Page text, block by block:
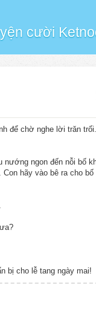
cười
để chờ nghe lời trăn trối.
ngon đến nỗi bố
hãy vào bê ra cho bố
bị cho lễ tang ngày mai!